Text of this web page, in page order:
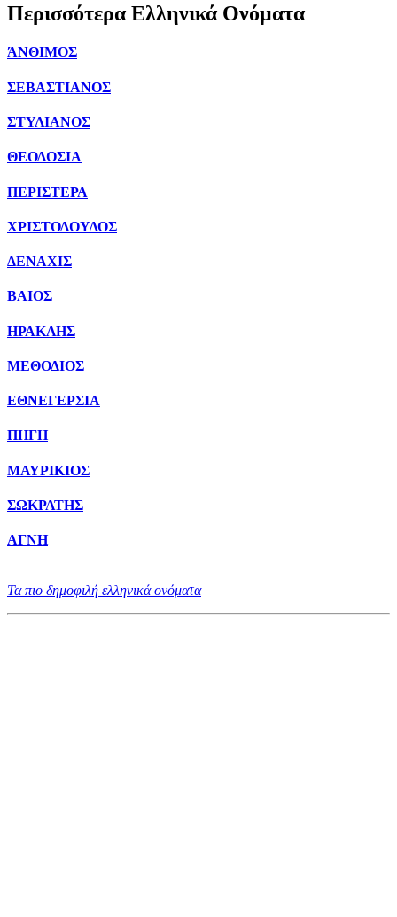
Περισσότερα Ελληνικά Ονόματα
ΆΝΘΙΜΟΣ
ΣΕΒΑΣΤΙΑΝΟΣ
ΣΤΥΛΙΑΝΟΣ
ΘΕΟΔΟΣΙΑ
ΠΕΡΙΣΤΕΡΑ
ΧΡΙΣΤΟΔΟΥΛΟΣ
ΔΕΝΑΧΙΣ
ΒΑΙΟΣ
ΗΡΑΚΛΗΣ
ΜΕΘΟΔΙΟΣ
ΕΘΝΕΓΕΡΣΙΑ
ΠΗΓΗ
ΜΑΥΡΙΚΙΟΣ
ΣΩΚΡΑΤΗΣ
ΑΓΝΗ
Τα πιο δημοφιλή ελληνικά ονόματα